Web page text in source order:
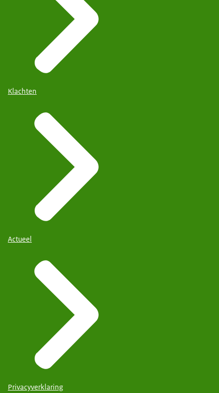
Klachten
Actueel
Privacyverklaring